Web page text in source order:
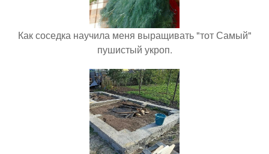
Как соседка научила меня выращивать "тот Самый"
пушистый укроп.